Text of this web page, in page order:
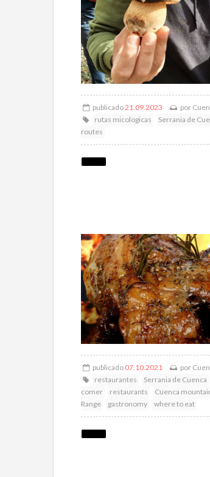
publicado21.09.2023 por
rutas micologicas
Serrania de
routes
publicado 07.10.2021 por
restaurantes
Serrania de Cuenca
comer
restaurants
Cuenca
Range
gastronomy where to eat